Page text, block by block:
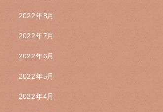
2022年8月
2022年7月
2022年6月
2022年5月
2022年4月